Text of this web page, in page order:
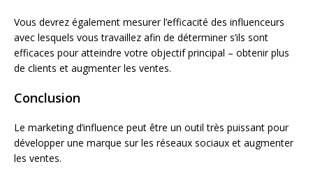
Vous devrez également mesurer l’efficacité des influenceurs
avec lesquels vous travaillez afin de déterminer s’ils sont
efficaces pour atteindre votre objectif principal – obtenir plus
de clients et augmenter les ventes.
Conclusion
Le marketing d’influence peut être un outil très puissant pour
développer une marque sur les réseaux sociaux et augmenter
les ventes.